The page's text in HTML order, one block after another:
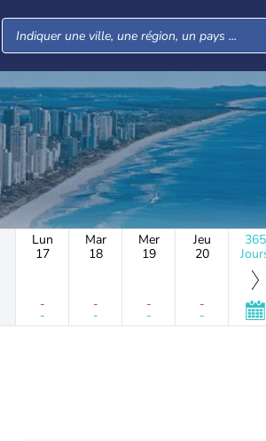
Lun
17
-
-
Mar
18
-
-
Mer
19
-
-
Jeu
20
-
-
365